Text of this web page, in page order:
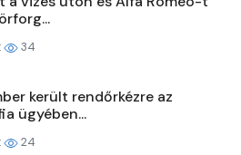
34
került rendőrkézre az
ügyében...
24